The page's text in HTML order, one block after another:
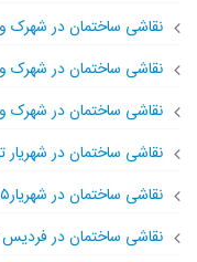
نقاشی ساختمان در
نقاشی ساختمان در
نقاشی ساختمان در
نقاشی ساختمان در شهریار
نقاشی ساختمان در شهریار۵
نقاشی ساختمان در